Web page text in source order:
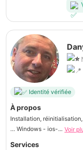
Identité vérifiée
À propos
Installation,
… Windows - ios-... Voir
Services